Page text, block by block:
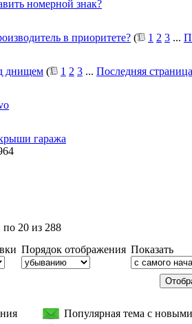
номерной знак?
в приоритете? ( 1 2 3 ...
днищем ( 1 2 3 ... Последняя страница
гаража
20 из 288
Порядок отображения Показать
Популярная тема с